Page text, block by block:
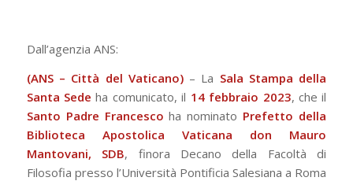
Dall’agenzia ANS:
(ANS – Città del Vaticano) – La Sala Stampa della
Santa Sede ha comunicato, il 14 febbraio 2023, che il
Santo Padre Francesco ha nominato Prefetto della
Biblioteca Apostolica Vaticana don Mauro
Mantovani, SDB, finora Decano della Facoltà di
Filosofia presso l’Università Pontificia Salesiana a Roma